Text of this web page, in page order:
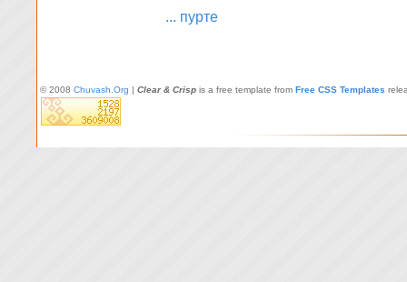
... пурте
© 2008 Chuvash.Org | Clear & Crisp is a free template from Free CSS Templates